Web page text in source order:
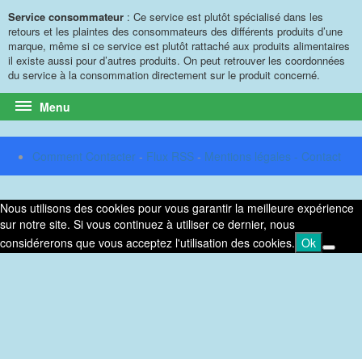
Service consommateur : Ce service est plutôt spécialisé dans les
retours et les plaintes des consommateurs des différents produits d’une
marque, même si ce service est plutôt rattaché aux produits alimentaires
il existe aussi pour d’autres produits. On peut retrouver les coordonnées
du service à la consommation directement sur le produit concerné.
Menu
Comment Contacter - Flux RSS - Mentions légales - Contact
Nous utilisons des cookies pour vous garantir la meilleure expérience
sur notre site. Si vous continuez à utiliser ce dernier, nous
considérerons que vous acceptez l'utilisation des cookies. Ok